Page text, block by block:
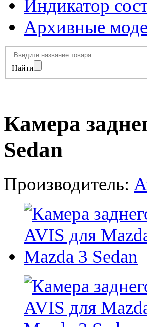
Индикатор
Архивные
Найти
Камера
Sedan
Производитель: